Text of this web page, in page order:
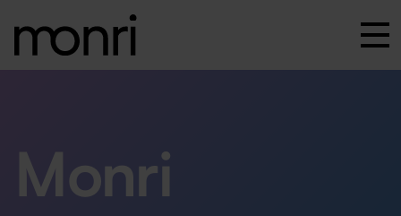
Monri